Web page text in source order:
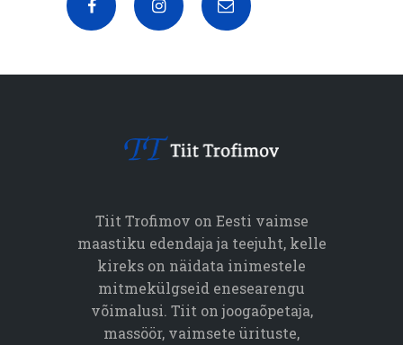
Tiit Trofimov on Eesti vaimse
maastiku edendaja ja teejuht, kelle
kireks on näidata inimestele
mitmekülgseid enesearengu
võimalusi. Tiit on joogaõpetaja,
massöör, vaimsete ürituste,